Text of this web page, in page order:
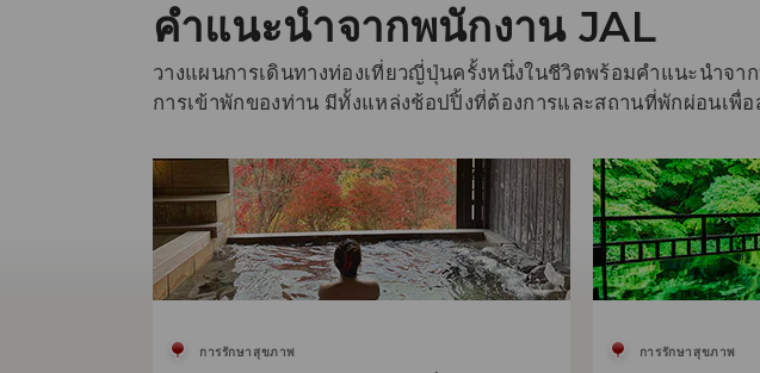
คำแนะนำจากพนักงาน JAL
วางแผนการเดินทางท่องเที่ยวญี่ปุ่นครั้งหนึ่งในชีวิตพร้อมคำแนะนำจ
การเข้าพักของท่าน มีทั้งแหล่งช้อปปิ้งที่ต้องการและสถานที่พักผ่อนเพื่
การรักษาสุขภาพ การรักษาสุขภาพ